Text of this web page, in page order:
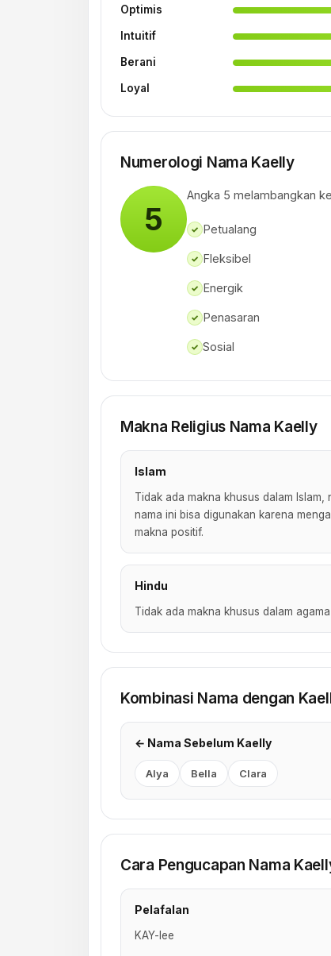
Optimis
Intuitif
Berani
Loyal
Numerologi Nama Kaelly
5
Angka 5 melambangkan
✓ Petualang
✓ Fleksibel
✓ Energik
✓ Penasaran
✓ Sosial
Makna Religius Nama Kaelly
Islam
Tidak ada makna khusus dalam Islam,
nama ini bisa digunakan karena
makna positif.
Hindu
Tidak ada makna khusus dalam
Kombinasi Nama dengan
← Nama Sebelum Kaelly
Alya Bella Clara
Cara Pengucapan Nama
Pelafalan
KAY-lee